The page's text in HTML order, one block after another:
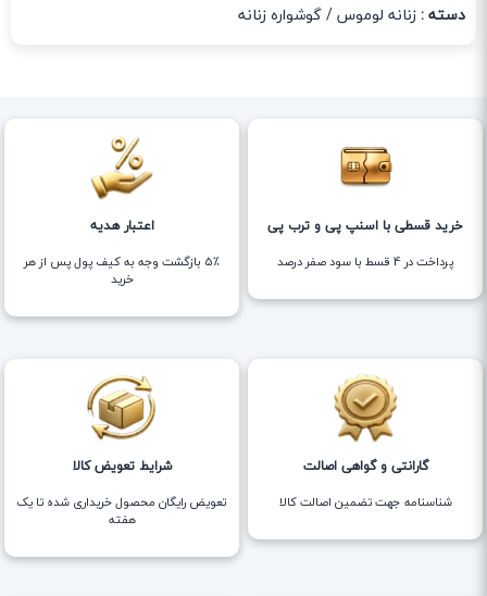
دسته :زنانه لوموس/گوشواره زنانه
خرید قسطی با اسنپ پی و ترب پی
پرداخت در 4 قسط با سود صفر درصد
اعتبار هدیه
5٪ بازگشت وجه به کیف پول پس از هر
خرید
گارانتی و گواهی اصالت
شناسنامه جهت تضمین اصالت کالا
شرایط تعویض کالا
تعویض رایگان محصول خریداری شده تا یک
هفته